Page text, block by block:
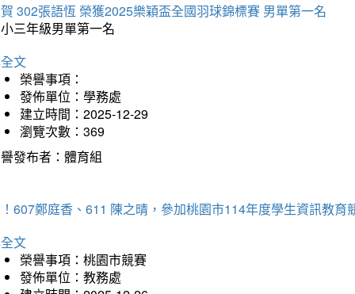
302張語恆 榮獲2025樂穎盃全國羽球錦標賽 男單第一名
三年級男單第一名
文
榮譽事項：
發佈單位：學務處
建立時間：2025-12-29
瀏覽次數：369
發布者：體育組
607鄭庭香、611 陳之晴，參加桃園市114年度學生資訊教育
文
榮譽事項：桃園市競賽
發佈單位：教務處